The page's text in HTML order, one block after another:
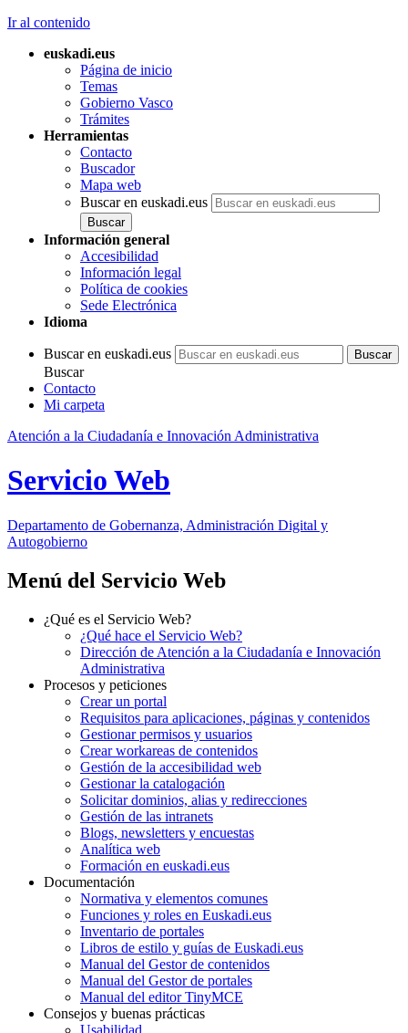
Ir al contenido
euskadi.eus
Página de inicio
Temas
Gobierno Vasco
Trámites
Herramientas
Contacto
Buscador
Mapa web
Buscar en euskadi.eus
Información general
Accesibilidad
Información legal
Política de cookies
Sede Electrónica
Idioma
Buscar en euskadi.eus
Buscar
Contacto
Mi carpeta
Atención a la Ciudadanía e Innovación Administrativa
Servicio Web
Departamento de Gobernanza, Administración Digital y
Autogobierno
Menú del Servicio Web
¿Qué es el Servicio Web?
¿Qué hace el Servicio Web?
Dirección de Atención a la Ciudadanía e Innovación
Administrativa
Procesos y peticiones
Crear un portal
Requisitos para aplicaciones, páginas y contenidos
Gestionar permisos y usuarios
Crear workareas de contenidos
Gestión de la accesibilidad web
Gestionar la catalogación
Solicitar dominios, alias y redirecciones
Gestión de las intranets
Blogs, newsletters y encuestas
Analítica web
Formación en euskadi.eus
Documentación
Normativa y elementos comunes
Funciones y roles en Euskadi.eus
Inventario de portales
Libros de estilo y guías de Euskadi.eus
Manual del Gestor de contenidos
Manual del Gestor de portales
Manual del editor TinyMCE
Consejos y buenas prácticas
Usabilidad